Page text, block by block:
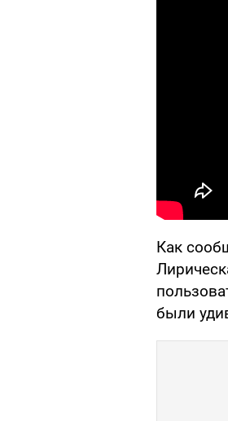
Как
были